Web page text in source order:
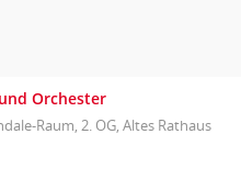
Orchester
Raum, 2. OG, Altes Rathaus